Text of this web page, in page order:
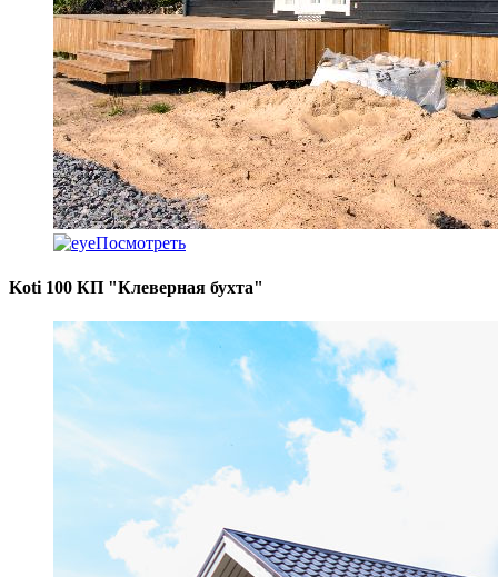
Посмотреть
Koti 100 КП "Клеверная бухта"